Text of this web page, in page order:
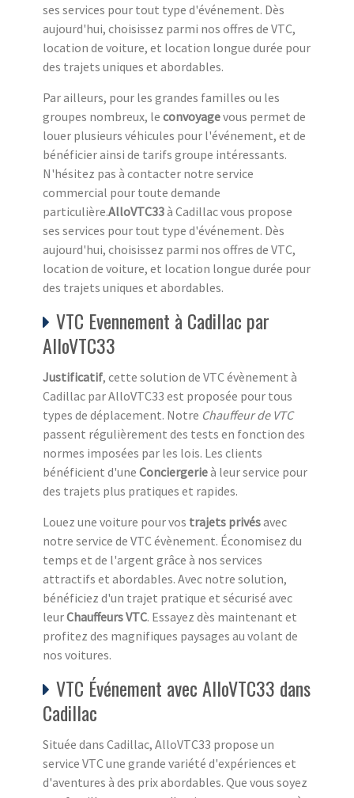
ses services pour tout type d'événement. Dès
aujourd'hui, choisissez parmi nos offres de VTC,
location de voiture, et location longue durée pour
des trajets uniques et abordables.
Par ailleurs, pour les grandes familles ou les
groupes nombreux, le convoyagevous permet de
louer plusieurs véhicules pour l'événement, et de
bénéficier ainsi de tarifs groupe intéressants.
N'hésitez pas à contacter notre service
commercial pour toute demande
particulière.AlloVTC33à Cadillac vous propose
ses services pour tout type d'événement. Dès
aujourd'hui, choisissez parmi nos offres de VTC,
location de voiture, et location longue durée pour
des trajets uniques et abordables.
VTC Evennement à Cadillac par
AlloVTC33
Justificatif, cette solution de VTC évènement à
Cadillac par AlloVTC33 est proposée pour tous
types de déplacement. Notre Chauffeur de VTC
passent régulièrement des tests en fonction des
normes imposées par les lois. Les clients
bénéficient d'une Conciergerieà leur service pour
des trajets plus pratiques et rapides.
Louez une voiture pour vos trajets privésavec
notre service de VTC évènement. Économisez du
temps et de l'argent grâce à nos services
attractifs et abordables. Avec notre solution,
bénéficiez d'un trajet pratique et sécurisé avec
leurChauffeurs VTC. Essayez dès maintenant et
profitez des magnifiques paysages au volant de
nos voitures.
VTC Événement avec AlloVTC33 dans
Cadillac
Située dans Cadillac, AlloVTC33 propose un
service VTC une grande variété d'expériences et
d'aventures à des prix abordables. Que vous soyez